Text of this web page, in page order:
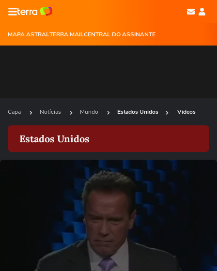
MAPA ASTRALTERRA MAILCENTRAL DO ASSINANTE
Capa Notícias Mundo Estados Unidos Videos
Estados Unidos